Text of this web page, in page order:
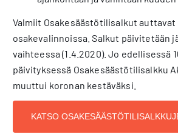
Valmiit Osakesäästötilisalkut
osakevalinnoissa. Salkut päivitetään
vaihteessa (1.4.2020). Jo edellisessä
päivityksessä Osakesäästötilisalkku
muuttui koronan kestäväksi.
KATSO